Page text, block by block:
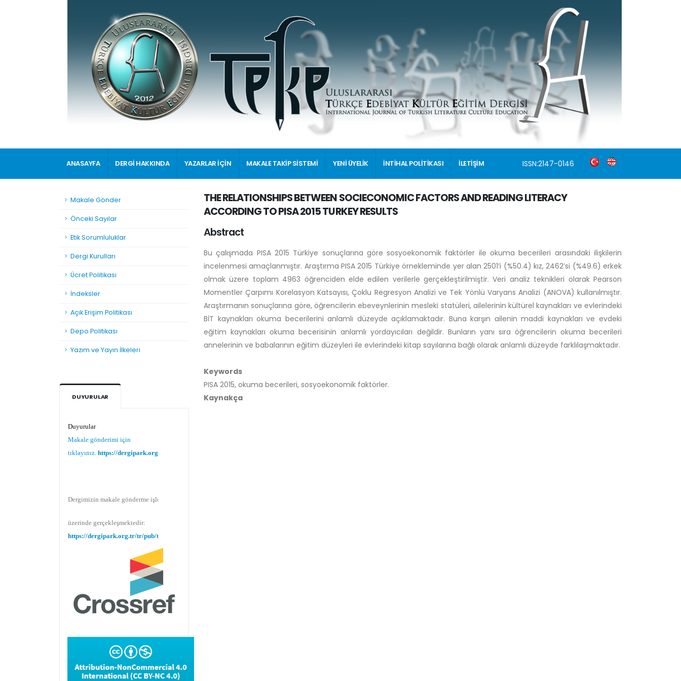
ANASAYFA DERGİ HAKKINDA YAZARLAR İÇİN MAKALE TAKİP SİSTEMİ YENİ ÜYELİK İNTİHAL POLİTİKASI İLETİŞİM ISSN:2147-0146
Makale Gönder
Önceki Sayılar
Etik Sorumluluklar
Dergi Kurulları
Ücret Politikası
İndeksler
Açık Erişim Politikası
Depo Politikası
Yazım ve Yayın İlkeleri
DUYURULAR
Makale gönderimi için
tıklayınız. https://dergipark.org.tr/tr/pub/teke
https://dergipark.org.tr/tr/pub/teke
Makale gönderimi için Dergipark sitemizi
https://dergipark.org.tr/tr/pub/teke
TR DIZIN 2020 Etik Kriterleri kapsamında,
dergimize 2020 yılında gönderilen ve
THE RELATIONSHIPS BETWEEN SOCIECONOMIC FACTORS AND READING LITERACY
ACCORDING TO PISA 2015 TURKEY RESULTS
Abstract
Bu çalışmada PISA 2015 Türkiye sonuçlarına göre sosyoekonomik faktörler ile okuma becerileri arasındaki ilişkilerin
incelenmesi amaçlanmıştır. Araştırma PISA 2015 Türkiye örnekleminde yer alan 2501’i (%50.4) kız, 2462’si (%49.6) erkek
olmak üzere toplam 4963 öğrenciden elde edilen verilerle gerçekleştirilmiştir. Veri analiz teknikleri olarak Pearson
Momentler Çarpımı Korelasyon Katsayısı, Çoklu Regresyon Analizi ve Tek Yönlü Varyans Analizi (ANOVA) kullanılmıştır.
Araştırmanın sonuçlarına göre, öğrencilerin ebeveynlerinin mesleki statüleri, ailelerinin kültürel kaynakları ve evlerindeki
BİT kaynakları okuma becerilerini anlamlı düzeyde açıklamaktadır. Buna karşın ailenin maddi kaynakları ve evdeki
eğitim kaynakları okuma becerisinin anlamlı yordayıcıları değildir. Bunların yanı sıra öğrencilerin okuma becerileri
annelerinin ve babalarının eğitim düzeyleri ile evlerindeki kitap sayılarına bağlı olarak anlamlı düzeyde farklılaşmaktadır.
Keywords
PISA 2015, okuma becerileri, sosyoekonomik faktörler.
Kaynakça